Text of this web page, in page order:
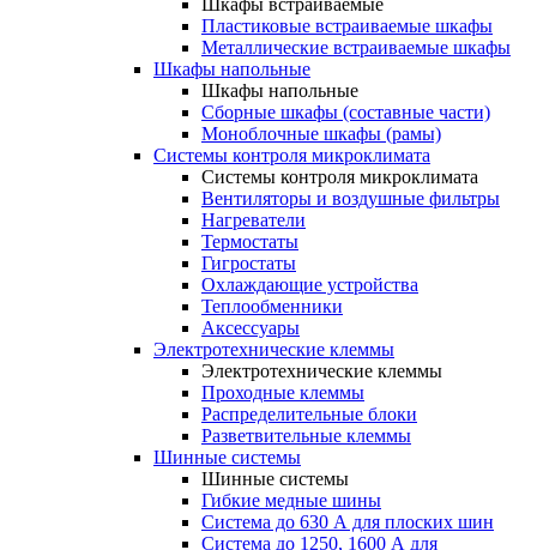
Шкафы встраиваемые
Пластиковые встраиваемые шкафы
Металлические встраиваемые шкафы
Шкафы напольные
Шкафы напольные
Сборные шкафы (составные части)
Моноблочные шкафы (рамы)
Системы контроля микроклимата
Системы контроля микроклимата
Вентиляторы и воздушные фильтры
Нагреватели
Термостаты
Гигростаты
Охлаждающие устройства
Теплообменники
Аксессуары
Электротехнические клеммы
Электротехнические клеммы
Проходные клеммы
Распределительные блоки
Разветвительные клеммы
Шинные системы
Шинные системы
Гибкие медные шины
Система до 630 А для плоских шин
Система до 1250, 1600 А для